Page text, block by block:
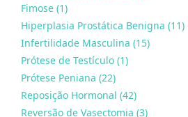
Fimose (1)
Hiperplasia Prostática Benigna (11)
Infertilidade Masculina (15)
Prótese de Testículo (1)
Prótese Peniana (22)
Reposição Hormonal (42)
Reversão de Vasectomia (3)